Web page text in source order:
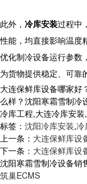
此外， 冷库安装过程中
性能，均直接影响温度
优化制冷设备运行参数
为货物提供稳定、可靠
大连保鲜库设备哪家好
么样？沈阳寒霜雪制冷
冷库工程,大连冷库安
标签： 沈阳冷库安装,冷
上一条： 大连保鲜库设
下一条： 大连保鲜库设
沈阳寒霜雪制冷设备
筑巢ECMS